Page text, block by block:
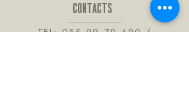
CONTACTS
TEL:055 88 78 480/